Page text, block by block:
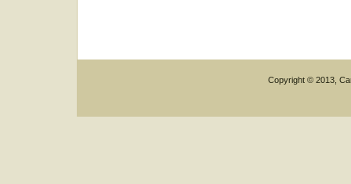
Copyright © 2013,